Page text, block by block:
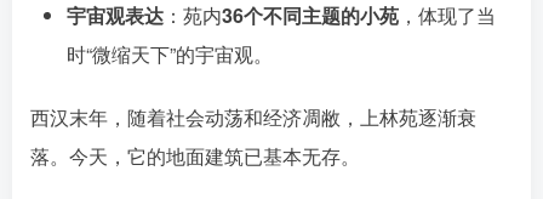
宇宙观表达 ：苑内36个不同主题的小苑 ，体现了当
时“微缩天下”的宇宙观。
西汉末年，随着社会动荡和经济凋敝，上林苑逐渐衰
落。今天，它的地面建筑已基本无存。󠄹󠅀󠄪󠄢󠄡󠄦󠄞󠄧󠄣󠄞󠄢󠄡󠄦󠄞󠄢󠄦󠅬󠅅󠅃󠄵󠅂󠄪󠅗󠅥󠅕󠅣󠅤󠅬󠅄󠄹󠄽󠄵󠄪󠄢󠄠󠄢󠄦󠄝󠄠󠄨󠄝󠄠󠄨󠄐󠄢󠄢󠄪󠄥󠄢󠄪󠄥󠄠󠅬󠅨󠅙󠅑󠅟󠅗󠅒󠄞󠅓󠅟󠅝󠄐󠇕󠆠󠅿󠇖󠆄󠆩󠇕󠅿󠆈󠇗󠆭󠆁󠄐󠇗󠅹󠅸󠇖󠆍󠅳󠇖󠅹󠅰󠇖󠆌󠅹